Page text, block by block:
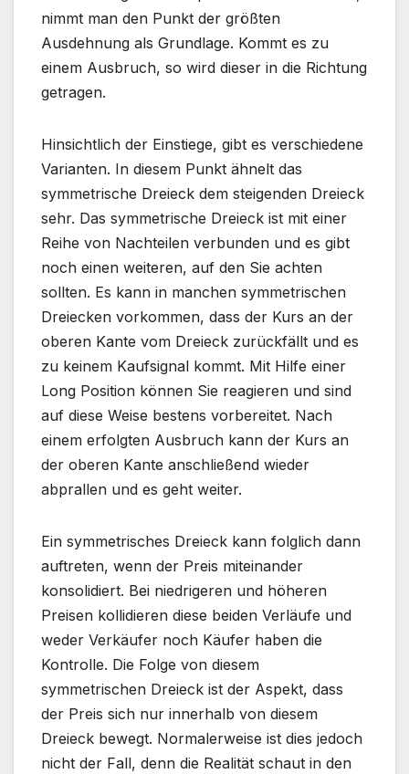
nimmt man den Punkt der größten
Ausdehnung als Grundlage. Kommt es zu
einem Ausbruch, so wird dieser in die Richtung
getragen.
Hinsichtlich der Einstiege, gibt es verschiedene
Varianten. In diesem Punkt ähnelt das
symmetrische Dreieck dem steigenden Dreieck
sehr. Das symmetrische Dreieck ist mit einer
Reihe von Nachteilen verbunden und es gibt
noch einen weiteren, auf den Sie achten
sollten. Es kann in manchen symmetrischen
Dreiecken vorkommen, dass der Kurs an der
oberen Kante vom Dreieck zurückfällt und es
zu keinem Kaufsignal kommt. Mit Hilfe einer
Long Position können Sie reagieren und sind
auf diese Weise bestens vorbereitet. Nach
einem erfolgten Ausbruch kann der Kurs an
der oberen Kante anschließend wieder
abprallen und es geht weiter.
Ein symmetrisches Dreieck kann folglich dann
auftreten, wenn der Preis miteinander
konsolidiert. Bei niedrigeren und höheren
Preisen kollidieren diese beiden Verläufe und
weder Verkäufer noch Käufer haben die
Kontrolle. Die Folge von diesem
symmetrischen Dreieck ist der Aspekt, dass
der Preis sich nur innerhalb von diesem
Dreieck bewegt. Normalerweise ist dies jedoch
nicht der Fall, denn die Realität schaut in den